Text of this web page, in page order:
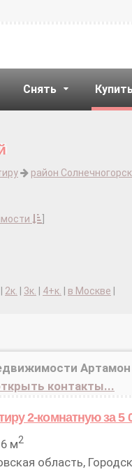
Снять
район
2к. 3к. 4+к. в Москве
Артамон
контакты...
2-комнатнуюза 5
м2
область,